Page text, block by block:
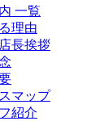
一覧
理由
長挨拶
マップ
紹介